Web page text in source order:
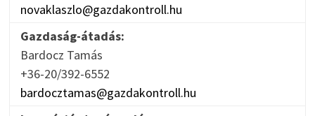
novaklaszlo@gazdakontroll.hu
Gazdaság-átadás:
Bardocz Tamás
+36-20/392-6552
bardocztamas@gazdakontroll.hu